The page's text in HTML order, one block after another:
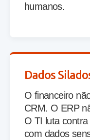
humanos.
Dados
O financeiro
CRM. O ERP
O TI luta
com dados